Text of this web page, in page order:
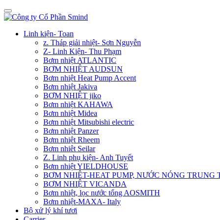
Linh kiện- Toan
z. Tháp giải nhiệt- Sơn Nguyễn
Z- Linh Kiện- Thu Phạm
Bơm nhiệt ATLANTIC
BƠM NHIỆT AUDSUN
Bơm nhiệt Heat Pump Accent
Bơm nhiệt Jakiva
BƠM NHIỆT jiko
Bơm nhiệt KAHAWA
Bơm nhiệt Midea
Bơm nhiệt Mitsubishi electric
Bơm nhiệt Panzer
Bơm nhiệt Rheem
Bơm nhiêt Seilar
Z. Linh phụ kiện- Anh Tuyết
Bơm nhiệt YIELDHOUSE
BƠM NHIÊT-HEAT PUMP, NƯỚC NÓNG TRUNG
BƠM NHIỆT VICANDA
Bơm nhiệt, lọc nước tổng AOSMITH
Bơm nhiệt-MAXA- Italy
Bộ xử lý khí tươi